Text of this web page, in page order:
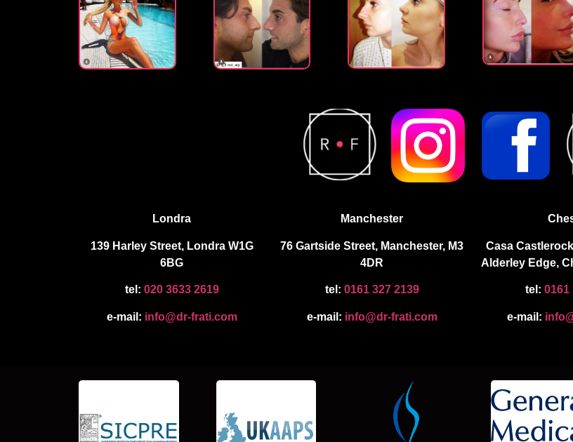
Londra
139 Harley Street, Londra W1G
6BG
tel: 020 3633 2619
e-mail: info@dr-frati.com
Manchester
76 Gartside Street, Manchester, M3
4DR
tel: 0161 327 2139
e-mail: info@dr-frati.com
Casa
Alderley Edge,
tel: 0161
e-mail: